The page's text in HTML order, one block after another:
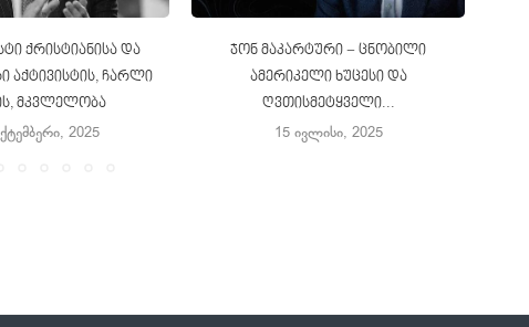
ქრისტიანისა და
აქტივისტის, ჩარლი
მკვლელობა
2025
ჯონ მაკარტური − ცნობილი
ამერიკელი ხუცესი და
ღვთისმეტყველი...
15 ივლისი, 2025